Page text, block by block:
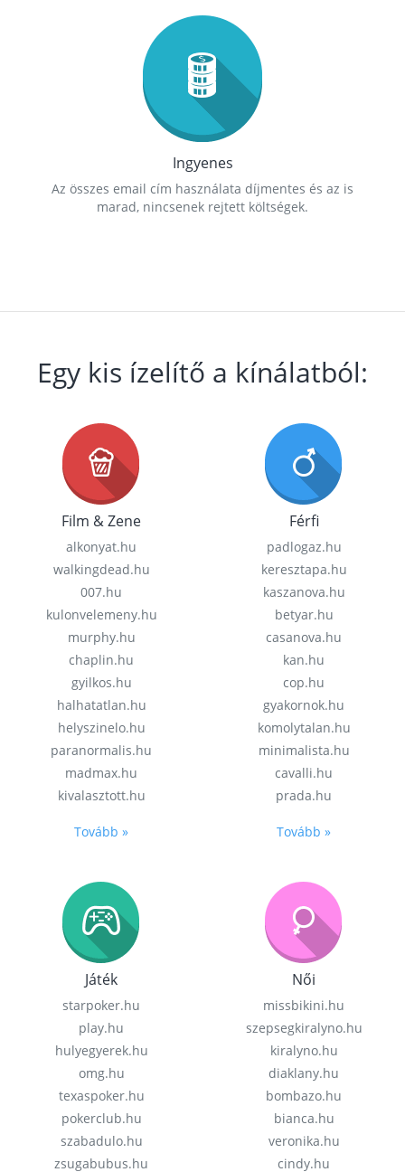
Ingyenes
Az összes email cím használata díjmentes és az is
marad, nincsenek rejtett költségek.
Egy kis ízelítő a kínálatból:
Film & Zene
alkonyat.hu
walkingdead.hu
007.hu
kulonvelemeny.hu
murphy.hu
chaplin.hu
gyilkos.hu
halhatatlan.hu
helyszinelo.hu
paranormalis.hu
madmax.hu
kivalasztott.hu
Tovább »
Férfi
padlogaz.hu
keresztapa.hu
kaszanova.hu
betyar.hu
casanova.hu
kan.hu
cop.hu
gyakornok.hu
komolytalan.hu
minimalista.hu
cavalli.hu
prada.hu
Tovább »
Játék
starpoker.hu
play.hu
hulyegyerek.hu
omg.hu
texaspoker.hu
pokerclub.hu
szabadulo.hu
zsugabubus.hu
Női
missbikini.hu
szepsegkiralyno.hu
kiralyno.hu
diaklany.hu
bombazo.hu
bianca.hu
veronika.hu
cindy.hu